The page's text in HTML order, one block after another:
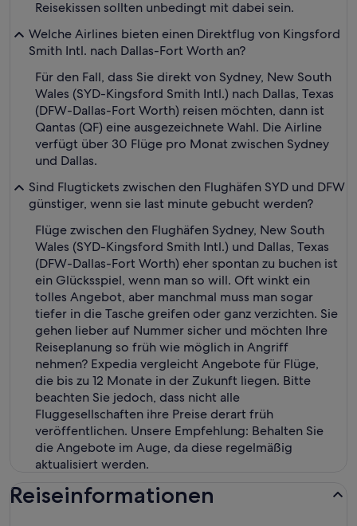
Reisekissen sollten unbedingt mit dabei sein.
Welche Airlines bieten einen Direktflug von Kingsford
Smith Intl. nach Dallas-Fort Worth an?
Für den Fall, dass Sie direkt von Sydney, New South
Wales (SYD-Kingsford Smith Intl.) nach Dallas, Texas
(DFW-Dallas-Fort Worth) reisen möchten, dann ist
Qantas (QF) eine ausgezeichnete Wahl. Die Airline
verfügt über 30 Flüge pro Monat zwischen Sydney
und Dallas.
Sind Flugtickets zwischen den Flughäfen SYD und DFW
günstiger, wenn sie last minute gebucht werden?
Flüge zwischen den Flughäfen Sydney, New South
Wales (SYD-Kingsford Smith Intl.) und Dallas, Texas
(DFW-Dallas-Fort Worth) eher spontan zu buchen ist
ein Glücksspiel, wenn man so will. Oft winkt ein
tolles Angebot, aber manchmal muss man sogar
tiefer in die Tasche greifen oder ganz verzichten. Sie
gehen lieber auf Nummer sicher und möchten Ihre
Reiseplanung so früh wie möglich in Angriff
nehmen? Expedia vergleicht Angebote für Flüge,
die bis zu 12 Monate in der Zukunft liegen. Bitte
beachten Sie jedoch, dass nicht alle
Fluggesellschaften ihre Preise derart früh
veröffentlichen. Unsere Empfehlung: Behalten Sie
die Angebote im Auge, da diese regelmäßig
aktualisiert werden.
Reiseinformationen